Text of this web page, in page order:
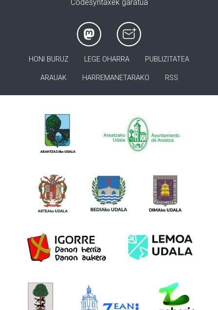
Codesyntaxek garatua
HONI BURUZ LEGE OHARRA PUBLIZITATEA
ARAUAK HARREMANETARAKO RSS